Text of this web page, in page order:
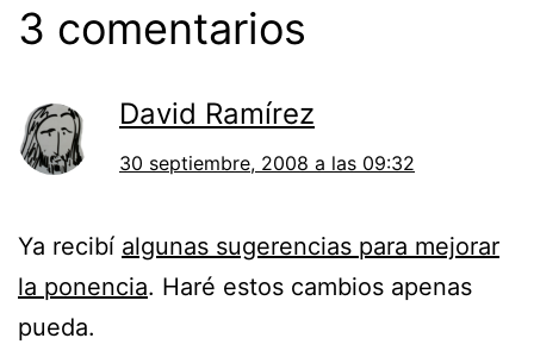
3 comentarios
David Ramírez
30 septiembre, 2008 a las 09:32
Ya recibí algunas sugerencias para mejorar
la ponencia. Haré estos cambios apenas
pueda.